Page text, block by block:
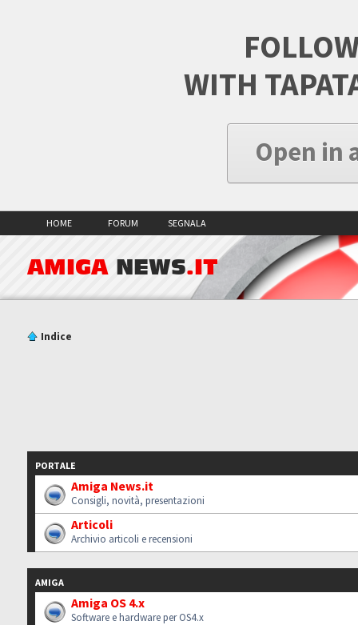
WITH
Open in
HOME FORUM SEGNALA
AMIGA NEWS.IT
Indice
PORTALE
Amiga News.it
Consigli, novità, presentazioni
Articoli
Archivio articoli e recensioni
AMIGA
Amiga OS 4.x
Software e hardware per OS4.x